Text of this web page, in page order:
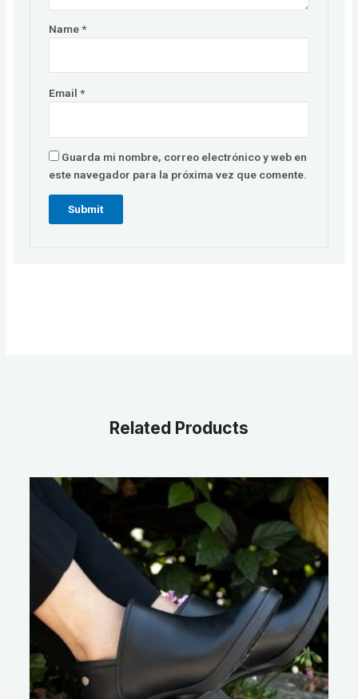
Name*
Email*
Guarda mi nombre, correo electrónico y web en
este navegador para la próxima vez que comente.
Related Products